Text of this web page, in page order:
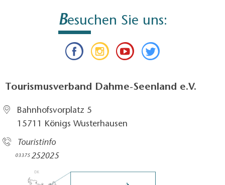
Besuchen Sie uns:
Tourismusverband Dahme-Seenland e.V.
Bahnhofsvorplatz 5​
15711 Königs Wusterhausen
Touristinfo
03375252025​